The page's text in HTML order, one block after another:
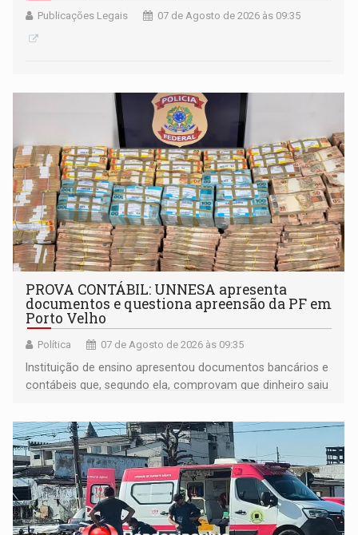
Publicações Legais 07 de Agosto de 2026 às 09:35
PROVA CONTÁBIL: UNNESA apresenta
documentos e questiona apreensão da PF em
Porto Velho
Política 07 de Agosto de 2026 às 09:35
Instituição de ensino apresentou documentos bancários e
contábeis que, segundo ela, comprovam que dinheiro saiu
apreendido quando já estava dentro da sede da entidade
— em pleno ano eleitoral em Rondônia